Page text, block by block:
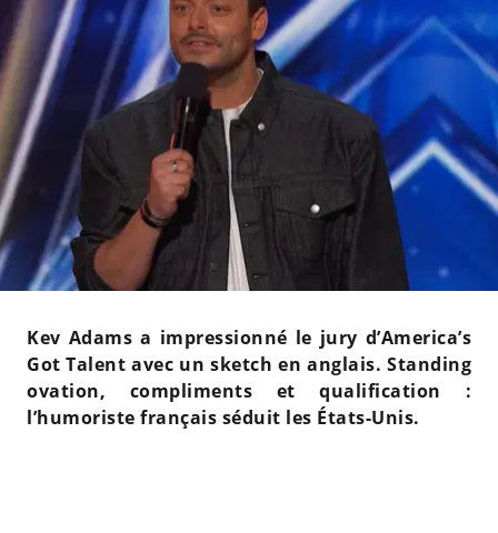
Kev Adams a impressionné le jury d’America’s
Got Talent avec un sketch en anglais. Standing
ovation, compliments et qualification :
l’humoriste français séduit les États-Unis.